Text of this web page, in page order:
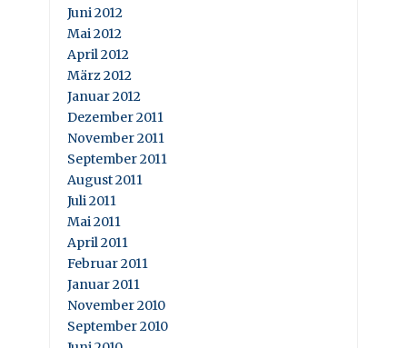
Juni 2012
Mai 2012
April 2012
März 2012
Januar 2012
Dezember 2011
November 2011
September 2011
August 2011
Juli 2011
Mai 2011
April 2011
Februar 2011
Januar 2011
November 2010
September 2010